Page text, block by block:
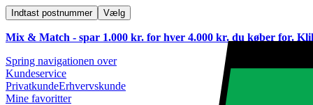
Indtast postnummer Vælg
Mix & Match - spar 1.000 kr. for hver 4.000 kr. du køber for.
Spring navigationen over
Kundeservice
PrivatkundeErhvervskunde
Mine favoritter